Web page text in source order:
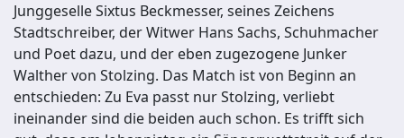
Junggeselle Sixtus Beckmesser, seines Zeichens
Stadtschreiber, der Witwer Hans Sachs, Schuhmacher
und Poet dazu, und der eben zugezogene Junker
Walther von Stolzing. Das Match ist von Beginn an
entschieden: Zu Eva passt nur Stolzing, verliebt
ineinander sind die beiden auch schon. Es trifft sich